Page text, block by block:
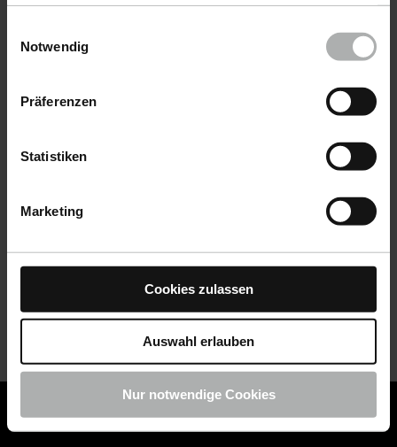
Einstellungen zu den Cookies finden Sie unter
Notwendig
Präferenzen
Statistiken
Marketing
Cookies zulassen
Auswahl erlauben
Nur notwendige Cookies
COLOURLOCK ist jetzt Teil von KochChemie -
COLOURLOCK Produkte shoppen